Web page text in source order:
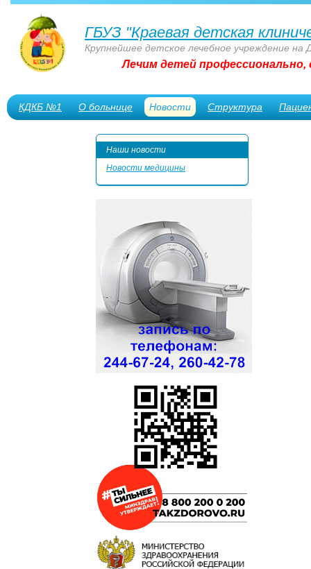
ГБУЗ "Краевая детская
Крупнейшее детское лечебное учреждение на
Лечим детей
КДКБ №1 О больнице Новости Структура
Наши новости
Новости медицины